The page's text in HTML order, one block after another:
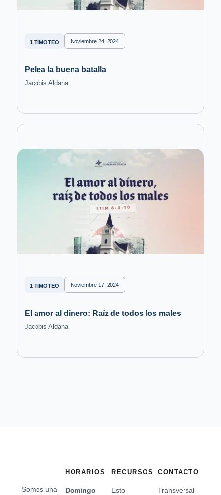
1 TIMOTEO Noviembre 24, 2024
Pelea la buena batalla
Jacobis Aldana
1 TIMOTEO Noviembre 17, 2024
El amor al dinero: Raíz de todos los males
Jacobis Aldana
Somos una
HORARIOS
Domingo
RECURSOS
Esto
CONTACTO
Transversal